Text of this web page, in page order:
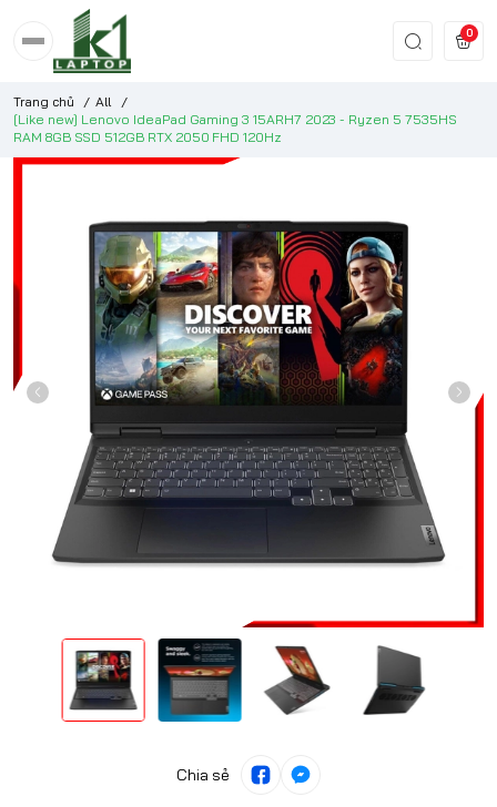
0
Trang chủ / All
/
[Like new] Lenovo IdeaPad Gaming 3 15ARH7 2023 - Ryzen 5 7535HS
RAM 8GB SSD 512GB RTX 2050 FHD 120Hz
Chia sẻ